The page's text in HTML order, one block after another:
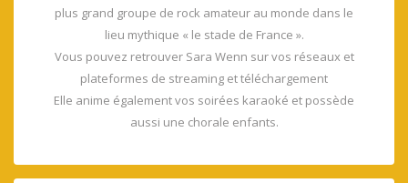
plus grand groupe de rock amateur au monde dans le
lieu mythique « le stade de France ».
Vous pouvez retrouver Sara Wenn sur vos réseaux et
plateformes de streaming et téléchargement
Elle anime également vos soirées karaoké et possède
aussi une chorale enfants.